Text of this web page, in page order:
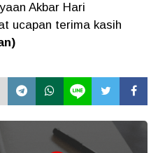
Akbar Hari
ucapan terima kasih